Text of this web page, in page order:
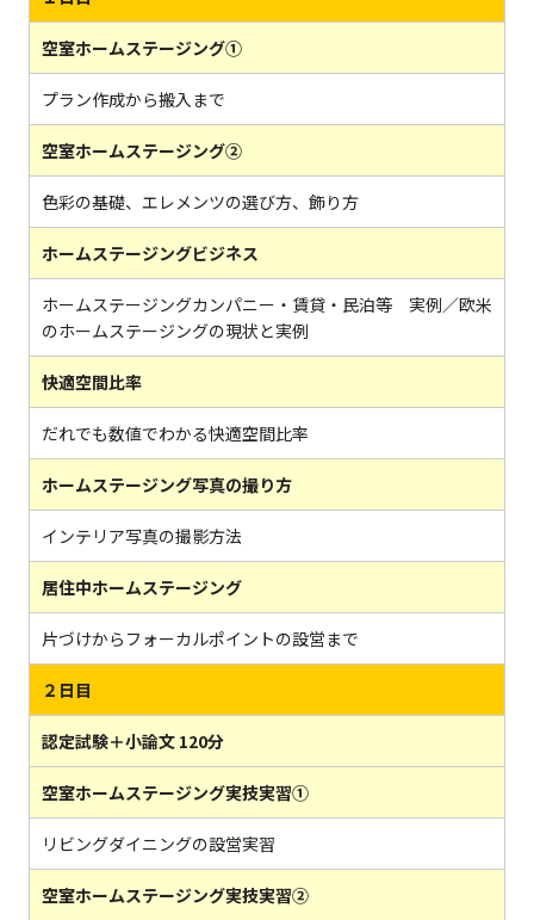
空室ホームステージング①
プラン作成から搬入まで
空室ホームステージング②
色彩の基礎、エレメンツの選び方、飾り方
ホームステージングビジネス
ホームステージングカンパニー・賃貸・民泊等 実例／欧米
のホームステージングの現状と実例
快適空間比率
だれでも数値でわかる快適空間比率
ホームステージング写真の撮り方
インテリア写真の撮影方法
居住中ホームステージング
片づけからフォーカルポイントの設営まで
２日目
認定試験＋小論文 120分
空室ホームステージング実技実習①
リビングダイニングの設営実習
空室ホームステージング実技実習②